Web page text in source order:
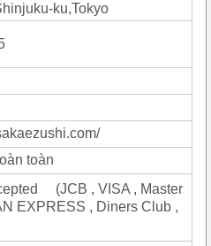
ku,Tokyo
toàn
(JCB , VISA , Master
EXPRESS , Diners Club ,